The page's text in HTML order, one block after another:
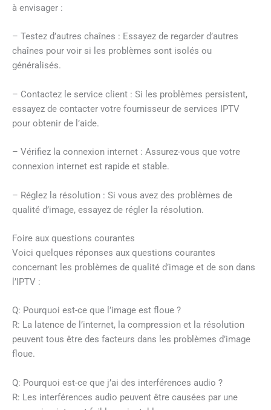
à envisager :
– Testez d’autres chaînes : Essayez de regarder d’autres
chaînes pour voir si les problèmes sont isolés ou
généralisés.
– Contactez le service client : Si les problèmes persistent,
essayez de contacter votre fournisseur de services IPTV
pour obtenir de l’aide.
– Vérifiez la connexion internet : Assurez-vous que votre
connexion internet est rapide et stable.
– Réglez la résolution : Si vous avez des problèmes de
qualité d’image, essayez de régler la résolution.
Foire aux questions courantes
Voici quelques réponses aux questions courantes
concernant les problèmes de qualité d’image et de son dans
l’IPTV :
Q: Pourquoi est-ce que l’image est floue ?
R: La latence de l’internet, la compression et la résolution
peuvent tous être des facteurs dans les problèmes d’image
floue.
Q: Pourquoi est-ce que j’ai des interférences audio ?
R: Les interférences audio peuvent être causées par une